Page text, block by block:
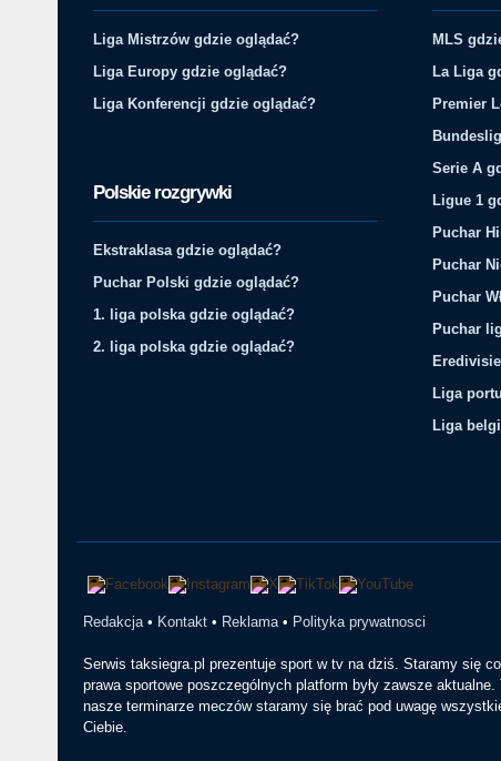
Liga Mistrzów gdzie oglądać?
Liga Europy gdzie oglądać?
Liga Konferencji gdzie oglądać?
Polskie rozgrywki
Ekstraklasa gdzie oglądać?
Puchar Polski gdzie oglądać?
1. liga polska gdzie oglądać?
2. liga polska gdzie oglądać?
MLS
La Liga
Premier
Serie A
Ligue 1
Puchar
Puchar
Puchar
Puchar
Liga
Liga
Redakcja• Kontakt• Reklama• Polityka prywatnosci
Serwis taksiegra.pl prezentuje sport w tv na dziś. Staramy się
prawa sportowe poszczególnych platform były zawsze
nasze terminarze meczów staramy się brać pod uwagę
Ciebie.